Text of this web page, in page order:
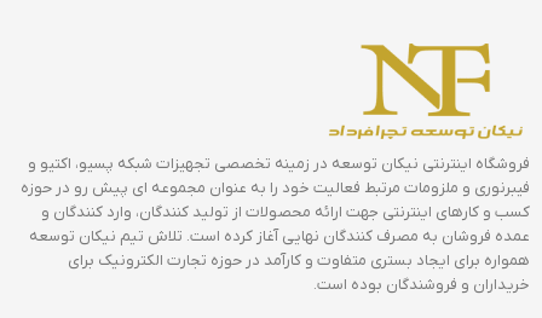
فروشگاه اینترنتی نیکان توسعه در زمینه تخصصی تجهیزات شبکه پسیو، اکتیو و
فیبرنوری و ملزومات مرتبط فعالیت خود را به عنوان مجموعه ای پیش رو در حوزه
کسب و کارهای اینترنتی جهت ارائه محصولات از تولید کنندگان، وارد کنندگان و
عمده فروشان به مصرف کنندگان نهایی آغاز کرده است. تلاش تیم نیکان توسعه
همواره برای ایجاد بستری متفاوت و کارآمد در حوزه تجارت الکترونیک برای
خریداران و فروشندگان بوده است.